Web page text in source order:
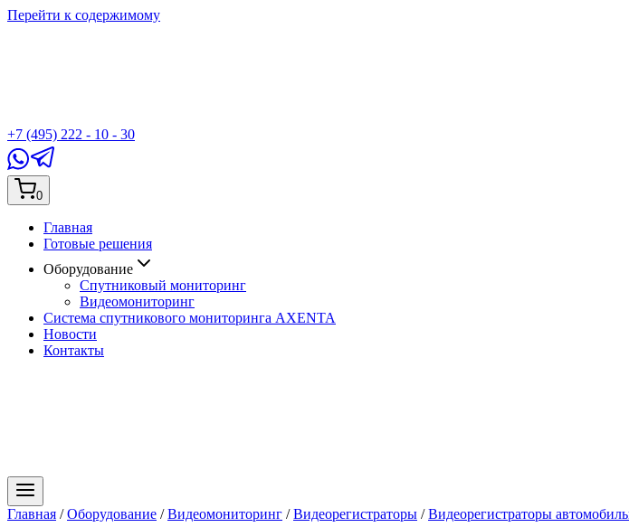
Перейти к содержимому
+7 (495) 222 - 10 - 30
0
Главная
Готовые решения
Оборудование
Спутниковый мониторинг
Видеомониторинг
Система спутникового мониторинга AXENTA
Новости
Контакты
Главная / Оборудование / Видеомониторинг / Видеорегистраторы / Видеорегистраторы